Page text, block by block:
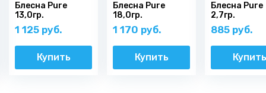
Блесна Pure
13,0гр.
1 125 руб.
Купить
Блесна Pure
18,0гр.
1 170 руб.
Купить
Блесна Pure
2,7гр.
885 руб.
Купить